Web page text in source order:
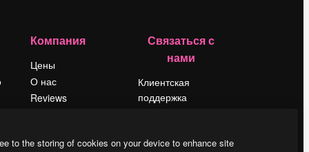
Компания
Цены
О нас
Reviews
Блог
Связаться с
нами
Клиентская
поддержка
LinkedIn
to the storing of cookies on your device to enhance site